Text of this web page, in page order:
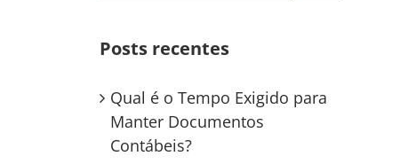
Posts recentes
Qual é o Tempo Exigido para
Manter Documentos
Contábeis?